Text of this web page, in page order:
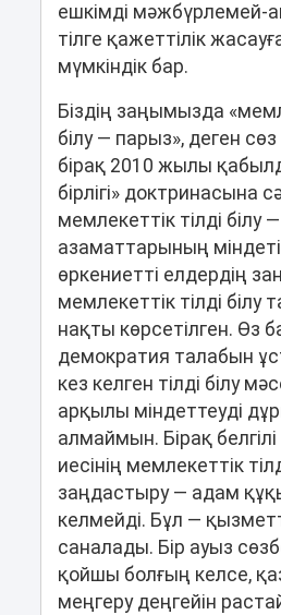
ешкімді мәжбүрлемей-
тілге қажеттілік
мүмкіндік бар.
Біздің заңымызда
білу ― парыз», деген сөз
бірақ 2010 жылы
бірлігі» доктринасына
мемлекеттік тілді білу
азаматтарының
өркениетті елдердің
мемлекеттік тілді білу
нақты көрсетілген. Өз
демократия талабын
кез келген тілді білу
арқылы міндеттеуді
алмаймын. Бірақ
иесінің мемлекеттік
заңдастыру ― адам
келмейді. Бұл ―
саналады. Бір ауыз
қойшы болғың келсе,
меңгеру деңгейін